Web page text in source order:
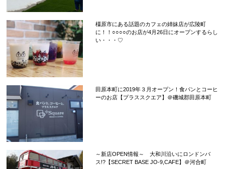
橿原市にある話題のカフェの姉妹店が広陵町
に！！○○○○のお店が4月26日にオープンするらし
い・・・♡
田原本町に2019年３月オープン！食パンとコーヒ
ーのお店【プラススクエア】＠磯城郡田原本町
～新店OPEN情報～ 大和川沿いにロンドンバ
ス!?【SECRET BASE JO-9,CAFE】＠河合町